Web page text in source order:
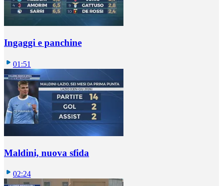
Ingaggi e panchine
01:51
Maldini, nuova sfida
02:24